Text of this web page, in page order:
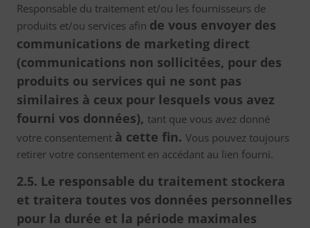
Responsable du traitement et/ou les fournisseurs de
produits et/ou services afin de vous envoyer des
communications de marketing direct
(communications non sollicitées, pour des
produits ou services qui ne sont pas
similaires à ceux pour lesquels vous avez
fourni vos données), tant que vous avez donné
votre consentement à cette fin. Vous pouvez toujours
retirer votre consentement en accédant au lien fourni.
2.5. Le responsable du traitement stockera
et traitera toutes vos données personnelles
pour la durée et la période maximales